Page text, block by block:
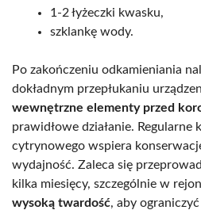
1-2 łyżeczki kwasku,
szklankę wody.
Po zakończeniu odkamieniania
dokładnym przepłukaniu
wewnętrzne elementy przed
prawidłowe działanie. Regularne
cytrynowego wspiera
wydajność. Zaleca się
kilka miesięcy, szczególnie w
wysoką twardość, aby